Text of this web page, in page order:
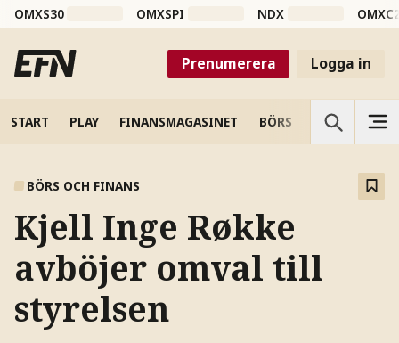
OMXS30 OMXSPI NDX
Prenumerera Logga in
START PLAY FINANSMAGASINET BÖRS VETENSKAP
BÖRS OCH FINANS
Kjell Inge Røkke
avböjer omval till
styrelsen